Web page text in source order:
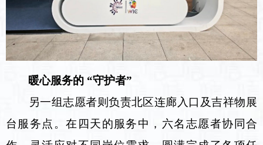
暖心服务的 “守护者”
另一组志愿者则负责北区连廊入口及吉祥物展
台服务点。在四天的服务中，六名志愿者协同合